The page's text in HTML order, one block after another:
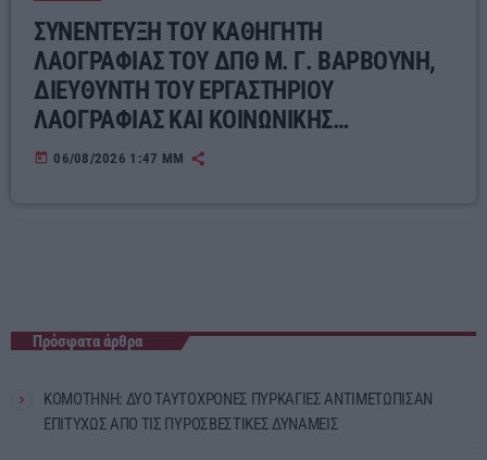
ΣΥΝΕΝΤΕΥΞΗ ΤΟΥ ΚΑΘΗΓΗΤΗ
ΛΑΟΓΡΑΦΙΑΣ ΤΟΥ ΔΠΘ Μ. Γ. ΒΑΡΒΟΥΝΗ,
ΔΙΕΥΘΥΝΤΗ ΤΟΥ ΕΡΓΑΣΤΗΡΙΟΥ
ΛΑΟΓΡΑΦΙΑΣ ΚΑΙ ΚΟΙΝΩΝΙΚΗΣ
ΑΝΘΡΩΠΟΛΟΓΙΑΣ ΓΙΑ ΤΟΝ ΣΥΓΧΡΟΝΟ
today 06/08/2026 1:47 ΜΜ
Πρόσφατα άρθρα
ΚΟΜΟΤΗΝΗ: ΔΥΟ ΤΑΥΤΟΧΡΟΝΕΣ ΠΥΡΚΑΓΙΕΣ ΑΝΤΙΜΕΤΩΠΙΣΑΝ
ΕΠΙΤΥΧΩΣ ΑΠΟ ΤΙΣ ΠΥΡΟΣΒΕΣΤΙΚΕΣ ΔΥΝΑΜΕΙΣ